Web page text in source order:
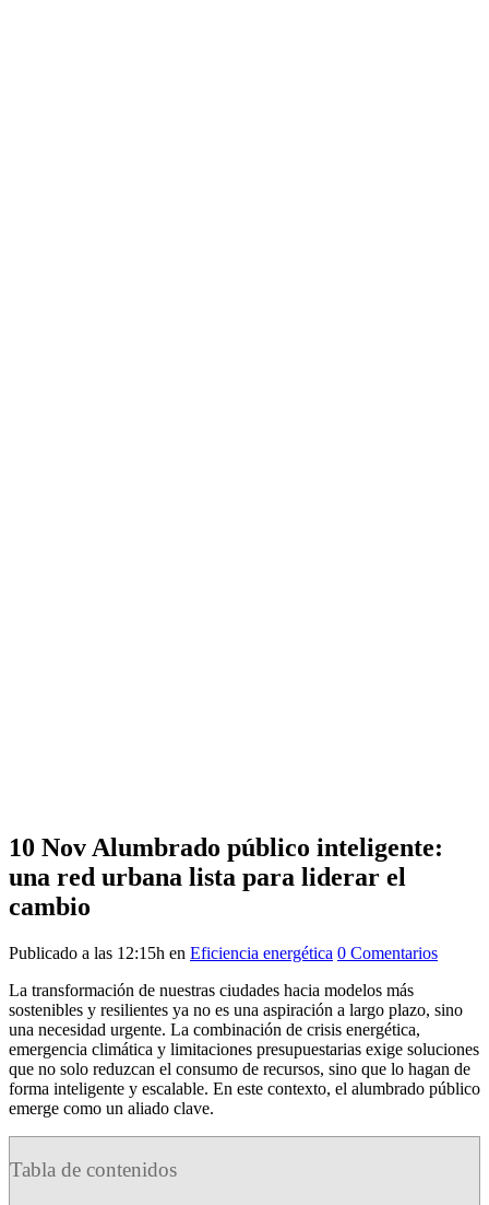
10 Nov Alumbrado público inteligente:
una red urbana lista para liderar el
cambio
Publicado a las 12:15h en Eficiencia energética 0 Comentarios
La transformación de nuestras ciudades hacia modelos más
sostenibles y resilientes ya no es una aspiración a largo plazo, sino
una necesidad urgente. La combinación de crisis energética,
emergencia climática y limitaciones presupuestarias exige soluciones
que no solo reduzcan el consumo de recursos, sino que lo hagan de
forma inteligente y escalable. En este contexto, el alumbrado público
emerge como un aliado clave.
Tabla de contenidos